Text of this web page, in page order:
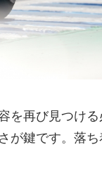
を再び見つけ
が鍵です。落